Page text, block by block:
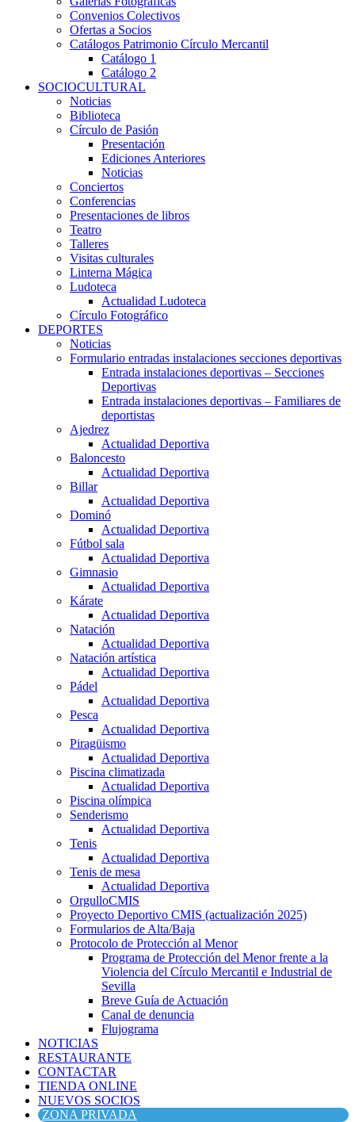
Convenios Colectivos
Ofertas a Socios
Catálogos Patrimonio Círculo Mercantil
Catálogo 1
Catálogo 2
SOCIOCULTURAL
Noticias
Biblioteca
Círculo de Pasión
Presentación
Ediciones Anteriores
Noticias
Conciertos
Conferencias
Presentaciones de libros
Teatro
Talleres
Visitas culturales
Linterna Mágica
Ludoteca
Actualidad Ludoteca
Círculo Fotográfico
DEPORTES
Noticias
Formulario entradas instalaciones secciones deportivas
Entrada instalaciones deportivas – Secciones
Deportivas
Entrada instalaciones deportivas – Familiares de
deportistas
Ajedrez
Actualidad Deportiva
Baloncesto
Actualidad Deportiva
Billar
Actualidad Deportiva
Dominó
Actualidad Deportiva
Fútbol sala
Actualidad Deportiva
Gimnasio
Actualidad Deportiva
Kárate
Actualidad Deportiva
Natación
Actualidad Deportiva
Natación artística
Actualidad Deportiva
Pádel
Actualidad Deportiva
Pesca
Actualidad Deportiva
Piragüismo
Actualidad Deportiva
Piscina climatizada
Actualidad Deportiva
Piscina olímpica
Senderismo
Actualidad Deportiva
Tenis
Actualidad Deportiva
Tenis de mesa
Actualidad Deportiva
OrgulloCMIS
Proyecto Deportivo CMIS (actualización 2025)
Formularios de Alta/Baja
Protocolo de Protección al Menor
Programa de Protección del Menor frente a la
Violencia del Círculo Mercantil e Industrial de
Sevilla
Breve Guía de Actuación
Canal de denuncia
Flujograma
NOTICIAS
RESTAURANTE
CONTACTAR
TIENDA ONLINE
NUEVOS SOCIOS
ZONA PRIVADA